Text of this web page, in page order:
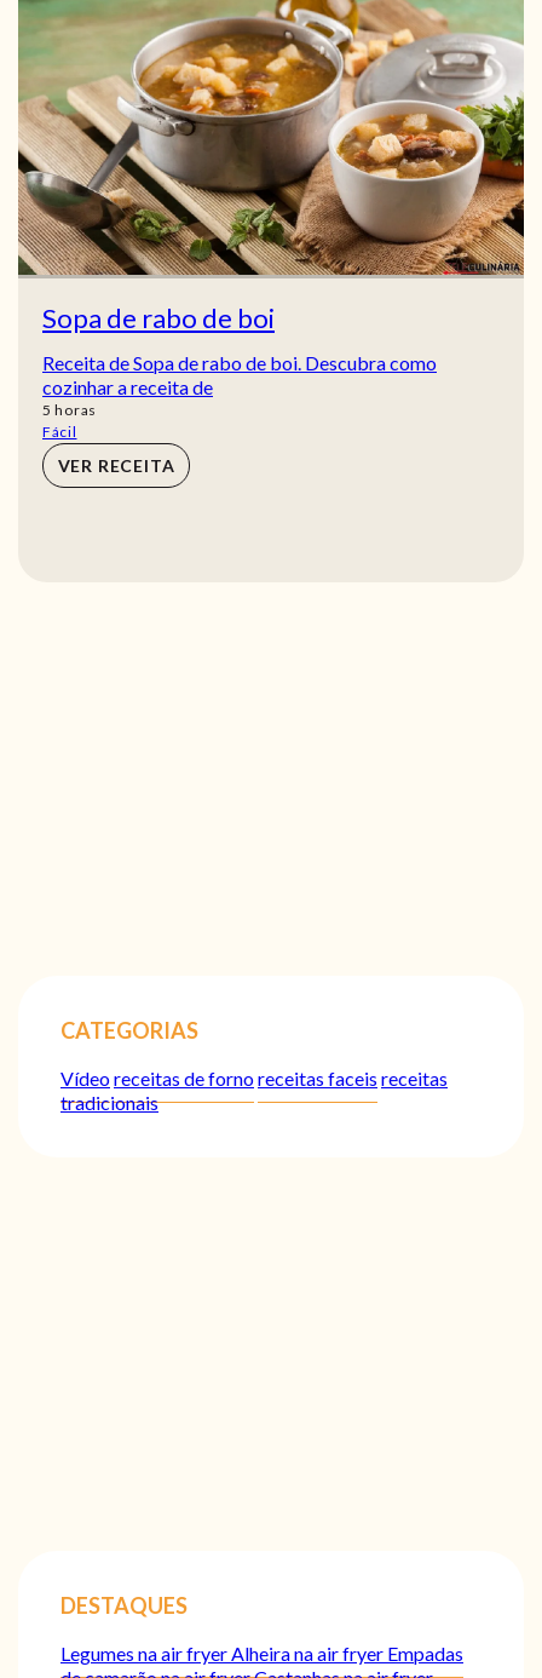
Sopa de rabo de boi
Receita de Sopa de rabo de boi. Descubra como
cozinhar a receita de
5 horas
horas
Fácil
VER RECEITA
CATEGORIAS
Vídeoreceitas de fornoreceitas faceis receitas
tradicionais
DESTAQUES
Legumes na air fryerAlheira na air fryer Empadas